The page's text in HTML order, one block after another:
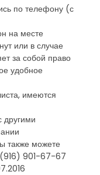
по телефону (с
на месте
или в случае
за собой право
удобное
имеются
другими
также можете
(916) 901-67-67